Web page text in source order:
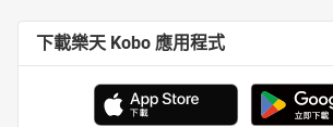
下載樂天 Kobo 應用程式